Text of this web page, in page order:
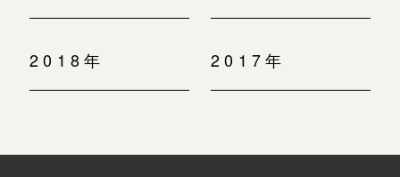
2018年 2017年